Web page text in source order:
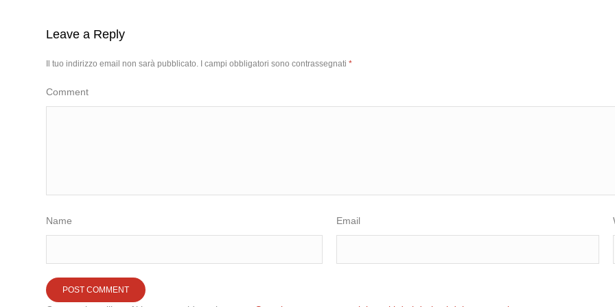
Leave a Reply
Il tuo indirizzo email non sarà pubblicato. I campi obbligatori sono contrassegnati*
Comment
Name Email